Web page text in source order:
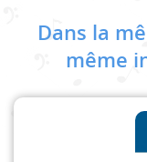
Dans la
même